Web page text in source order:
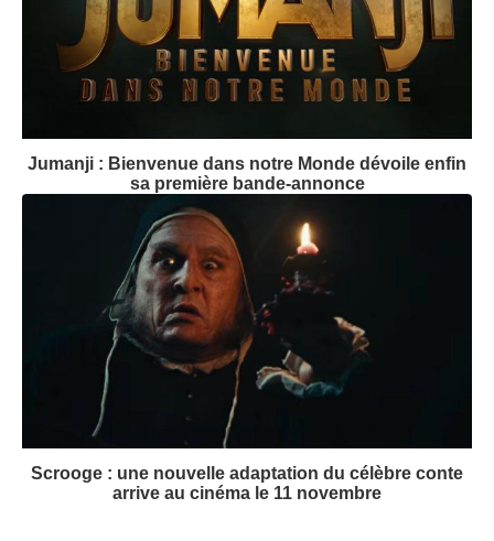
Jumanji : Bienvenue dans notre Monde dévoile enfin
sa première bande-annonce
Scrooge : une nouvelle adaptation du célèbre conte
arrive au cinéma le 11 novembre